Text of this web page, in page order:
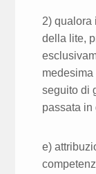
2) qualora
della lite,
seguito di
passata in
e)